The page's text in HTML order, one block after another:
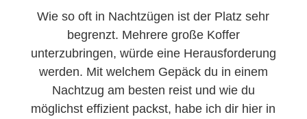
Wie so oft in Nachtzügen ist der Platz sehr
begrenzt. Mehrere große Koffer
unterzubringen, würde eine Herausforderung
werden. Mit welchem Gepäck du in einem
Nachtzug am besten reist und wie du
möglichst effizient packst, habe ich dir hier in